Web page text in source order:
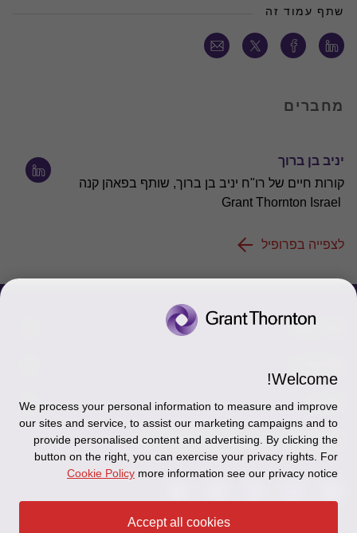
שתף עמוד זה
מחברים
יניב בן ברוך
קורות חיים של רו"ח יניב בן ברוך, שותף בפאהן קנה
לצפייה בפרופיל
צור קשר
כניסה לעובדים - דוא"ל
כניסה לעובדים - דוחות עבודה
אודותינו
זיכרון והנצחה
תקנון
מדיניות הפרטיות
Disclaimer
Ethics Hotline
עקבו אחרינו ברשתות החברתיות
Welcome!
We process your personal information to measure and improve
our sites and service, to assist our marketing campaigns and to
provide personalised content and advertising. By clicking the
button on the right, you can exercise your privacy rights. For
more information see our privacy notice
Cookie Policy
Accept all cookies